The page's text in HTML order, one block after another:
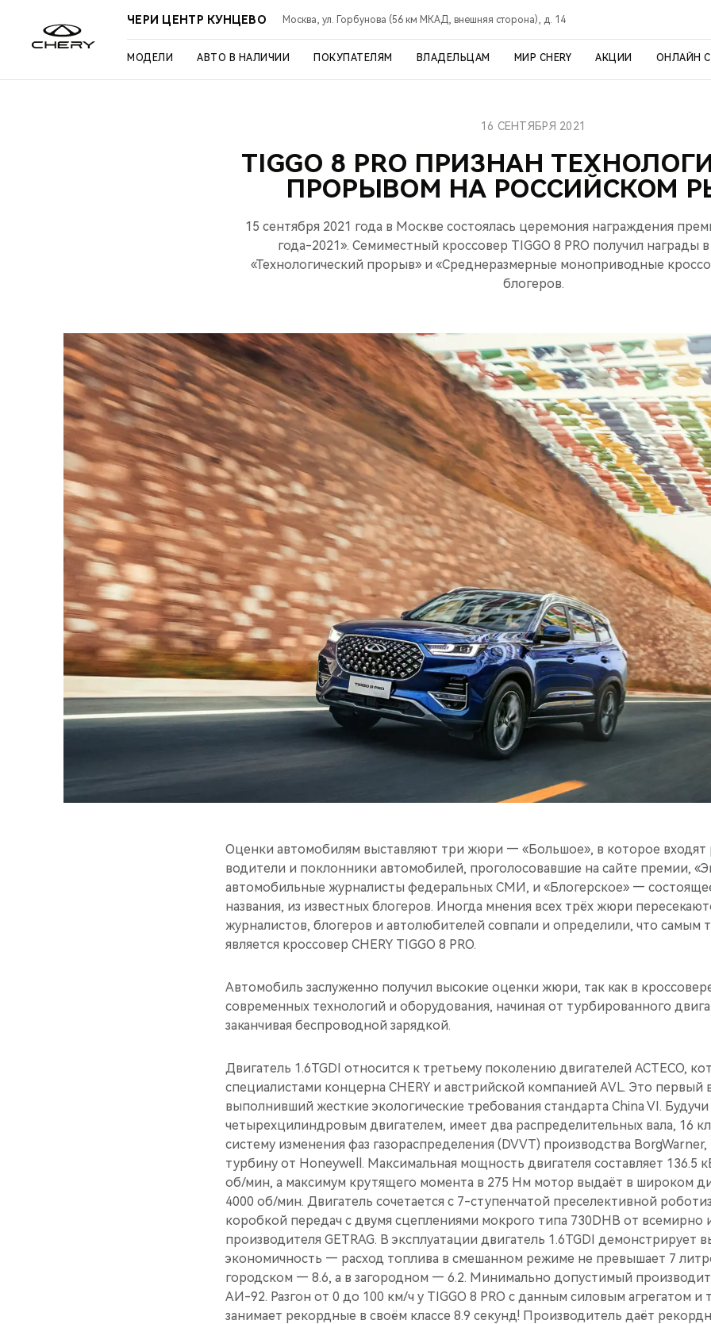
ЧЕРИ ЦЕНТР КУНЦЕВО Москва, ул. Горбунова (56 км МКАД, внешняя сторона), д. 14
МОДЕЛИ АВТО В НАЛИЧИИ ПОКУПАТЕЛЯМ ВЛАДЕЛЬЦАМ МИР CHERY АКЦИИ ОНЛАЙН
TIGGO 8 PRO ПРИЗНАН
ПРОРЫВОМ НА РОССИЙСКОМ
16 СЕНТЯБРЯ 2021
15 сентября 2021 года в Москве состоялась церемония награждения
года-2021». Семиместный кроссовер TIGGO 8 PRO получил награды
«Технологический прорыв» и «Среднеразмерные моноприводные
блогеров.
Оценки автомобилям выставляют три жюри — «Большое», в которое входят
водители и поклонники автомобилей, проголосовавшие на сайте премии,
автомобильные журналисты федеральных СМИ, и «Блогерское» —
названия, из известных блогеров. Иногда мнения всех трёх жюри
журналистов, блогеров и автолюбителей совпали и определили, что самым
является кроссовер CHERY TIGGO 8 PRO.
Автомобиль заслуженно получил высокие оценки жюри, так как в
современных технологий и оборудования, начиная от турбированного
заканчивая беспроводной зарядкой.
Двигатель 1.6TGDI относится к третьему поколению двигателей ACTECO,
специалистами концерна CHERY и австрийской компанией AVL. Это первый
выполнивший жесткие экологические требования стандарта China VI.
четырехцилиндровым двигателем, имеет два распределительных вала, 16
систему изменения фаз газораспределения (DVVT) производства
турбину от Honeywell. Максимальная мощность двигателя составляет 136.5
об/мин, а максимум крутящего момента в 275 Нм мотор выдаёт в широком
4000 об/мин. Двигатель сочетается с 7-ступенчатой преселективной
коробкой передач с двумя сцеплениями мокрого типа 730DHB от всемирно
производителя GETRAG. В эксплуатации двигатель 1.6TGDI демонстрирует
экономичность — расход топлива в смешанном режиме не превышает 7
городском — 8.6, а в загородном — 6.2. Минимально допустимый
АИ-92. Разгон от 0 до 100 км/ч у TIGGO 8 PRO c данным силовым агрегатом и
занимает рекордные в своём классе 8.9 секунд! Производитель даёт